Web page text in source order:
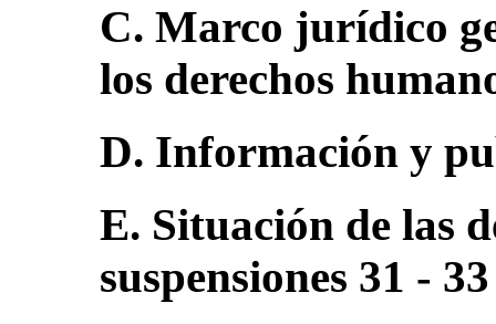
C. Marco jurídico
los derechos
D. Información y
E. Situación de las
suspensiones 31 -